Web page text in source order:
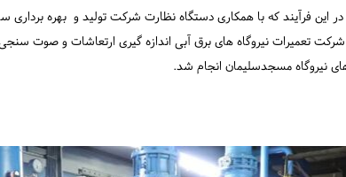
در این فرآیند که با همکاری دستگاه نظارت شرکت تولید و بهره برداری
تعمیرات نیروگاه های برق آبی اندازه گیری ارتعاشات و صوت
نیروگاه مسجدسلیمان انجام شد.